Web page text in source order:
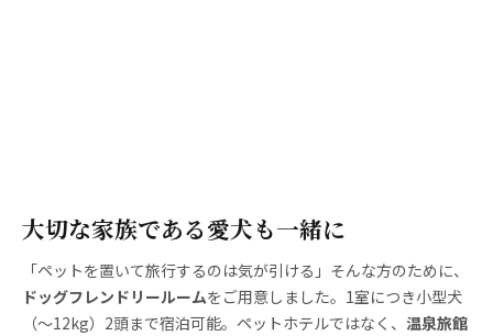
大切な家族である愛犬も一緒に
「ペットを置いて旅行するのは気が引ける」そんな方のために、
ドッグフレンドリールームをご用意しました。1室につき小型犬
（〜12kg）2頭まで宿泊可能。ペットホテルではなく、 温泉旅館